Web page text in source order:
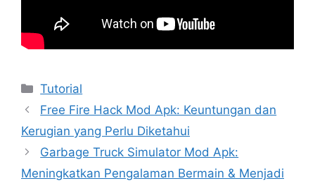
Kategori
Tutorial
Free Fire Hack Mod Apk: Keuntungan dan
Kerugian yang Perlu Diketahui
Garbage Truck Simulator Mod Apk:
Meningkatkan Pengalaman Bermain & Menjadi